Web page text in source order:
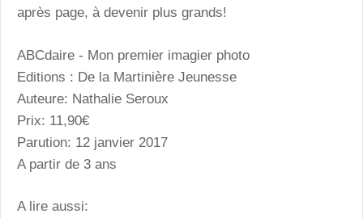
après page, à devenir plus grands!
ABCdaire - Mon premier imagier photo
Editions : De la Martinière Jeunesse
Auteure: Nathalie Seroux
Prix: 11,90€
Parution: 12 janvier 2017
A partir de 3 ans
A lire aussi: